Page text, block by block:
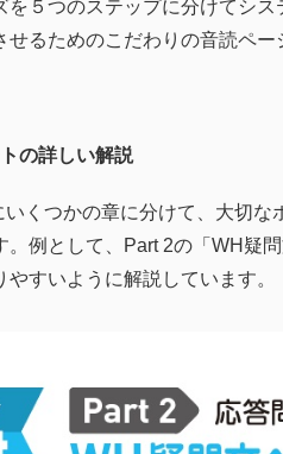
を５つのステップに分けてシ
せるためのこだわりの音読ペ
の詳しい解説
くつかの章に分けて、大切
。例として、Part 2の「WH
すいように解説しています。